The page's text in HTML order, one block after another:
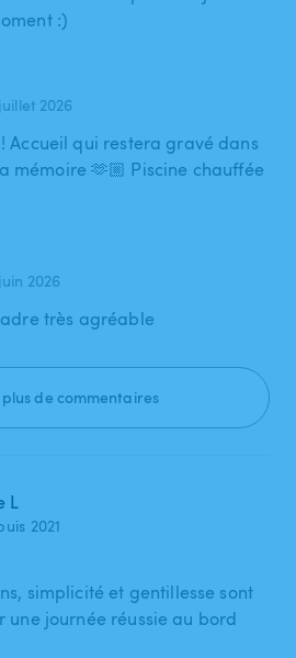
:)
juillet 2026
Accueil qui restera gravé dans
mémoire 🫶🏼 Piscine chauffée
juin 2026
très agréable
de commentaires
L
2021
simplicité et gentillesse sont
une journée réussie au bord